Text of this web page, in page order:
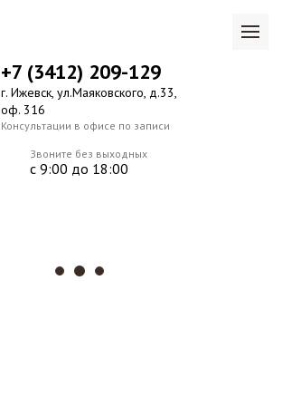
Звоните без выходных
с 9:00 до 18:00
+7 (3412) 209-129
г. Ижевск, ул.Маяковского, д.33,
оф. 316
Консультации в офисе по записи